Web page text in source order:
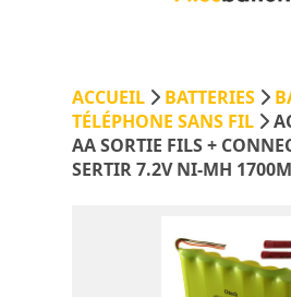
ACCUEIL BATTERIES
TÉLÉPHONE SANS FIL
AA SORTIE FILS +
SERTIR 7.2V NI-MH